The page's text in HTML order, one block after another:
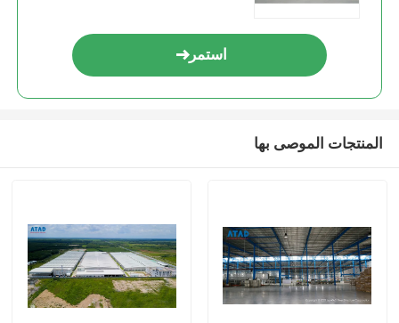
استمر
المنتجات الموصى بها